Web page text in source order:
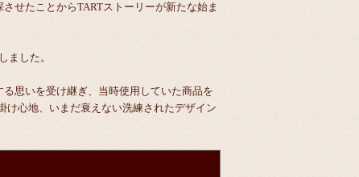
せたことからTARTストーリーが新たな始ま
ました。
思いを受け継ぎ、当時使用していた商品を
け心地、いまだ衰えない洗練されたデザイン